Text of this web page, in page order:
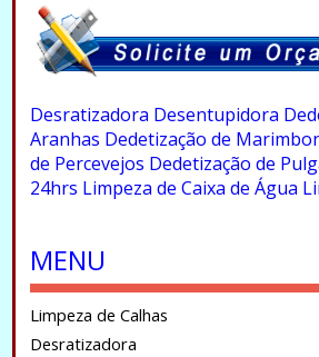
Desratizadora Desentupidora
Aranhas Dedetização de
de Percevejos Dedetização de
24hrs Limpeza de Caixa de Água
MENU
Limpeza de Calhas
Desratizadora